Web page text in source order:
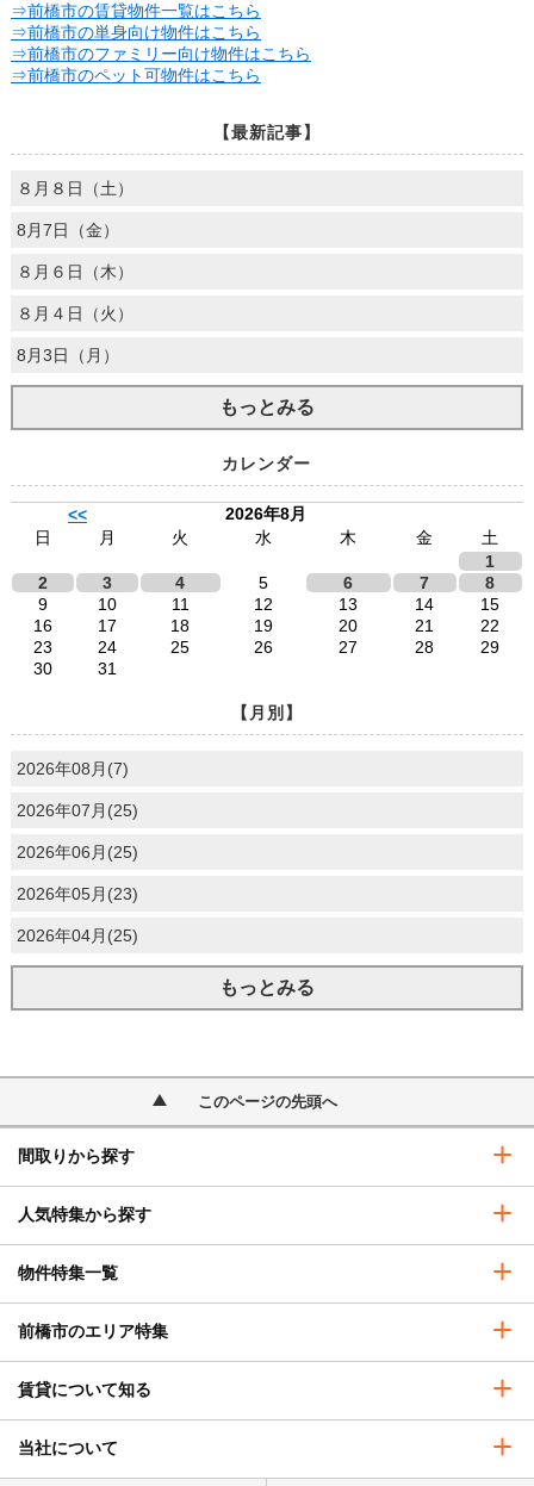
⇒前橋市の賃貸物件一覧はこちら
⇒前橋市の単身向け物件はこちら
⇒前橋市のファミリー向け物件はこちら
⇒前橋市のペット可物件はこちら
【最新記事】
８月８日（土）
8月7日（金）
８月６日（木）
８月４日（火）
8月3日（月）
もっとみる
カレンダー
<<
2026年8月
日
月 火 水 木 金
土
1
2
3 4 5 6 7
8
9
10 11 12 13 14
15
16
17 18 19 20 21
22
23
24 25 26 27 28
29
30
31
【月別】
2026年08月(7)
2026年07月(25)
2026年06月(25)
2026年05月(23)
2026年04月(25)
もっとみる
このページの先頭へ
間取りから探す
人気特集から探す
物件特集一覧
前橋市のエリア特集
賃貸について知る
当社について